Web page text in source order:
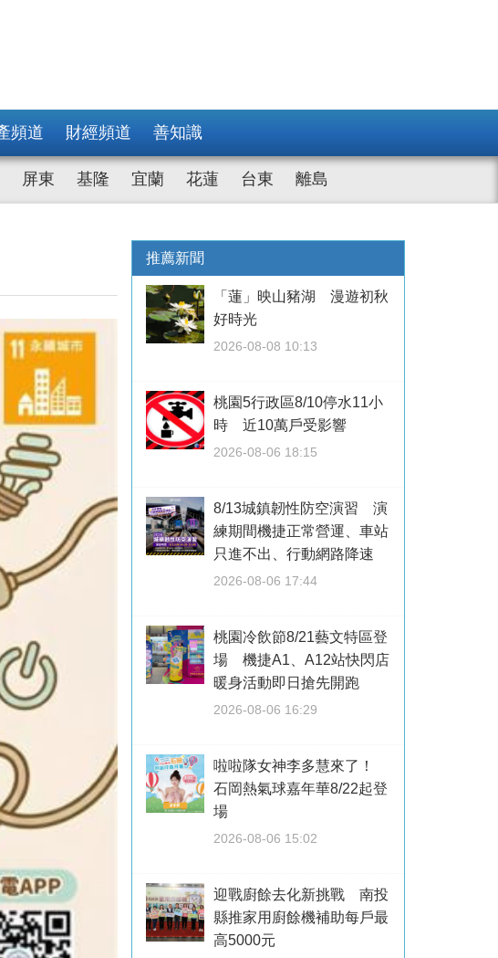
頻道 財經頻道 善知識
屏東 基隆 宜蘭 花蓮 台東 離島
推薦新聞
「蓮」映山豬湖 漫遊初秋
好時光
2026-08-08 10:13
桃園5行政區8/10停水11小
時 近10萬戶受影響
2026-08-06 18:15
8/13城鎮韌性防空演習 演
練期間機捷正常營運、車站
只進不出、行動網路降速
2026-08-06 17:44
桃園冷飲節8/21藝文特區登
場 機捷A1、A12站快閃店
暖身活動即日搶先開跑
2026-08-06 16:29
啦啦隊女神李多慧來了！
石岡熱氣球嘉年華8/22起登
場
2026-08-06 15:02
迎戰廚餘去化新挑戰 南投
縣推家用廚餘機補助每戶最
高5000元